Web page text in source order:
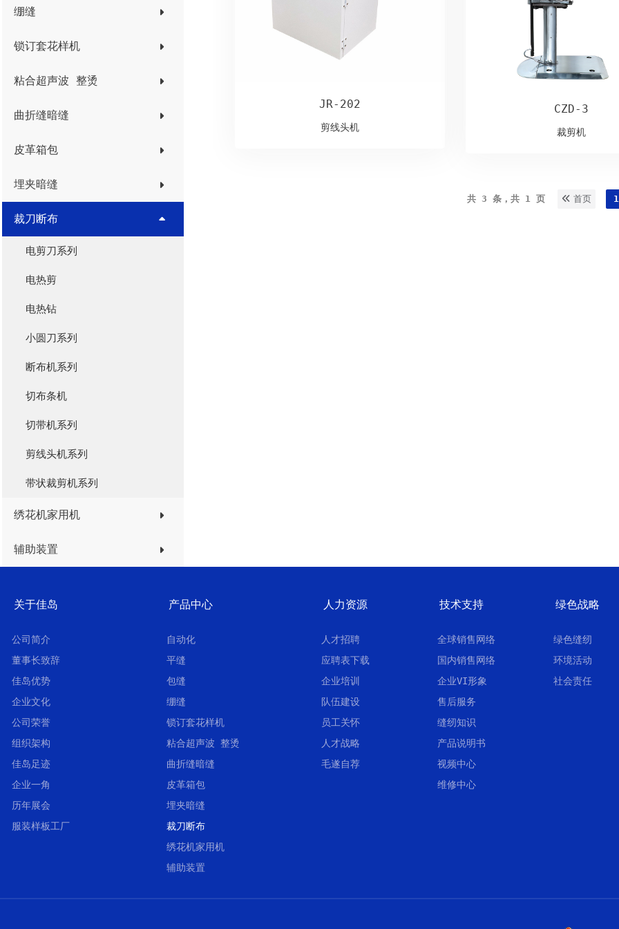
绷缝
锁订套花样机
粘合超声波 整烫
曲折缝暗缝
皮革箱包
埋夹暗缝
裁刀断布
电剪刀系列
电热剪
电热钻
小圆刀系列
断布机系列
切布条机
切带机系列
剪线头机系列
带状裁剪机系列
绣花机家用机
辅助装置
JR-202
剪线头机
CZD-3
裁剪机
共 3 条，共 1 页 首页 1
关于佳岛
公司简介
董事长致辞
佳岛优势
企业文化
公司荣誉
组织架构
佳岛足迹
企业一角
历年展会
服装样板工厂
产品中心
自动化
平缝
包缝
绷缝
锁订套花样机
粘合超声波 整烫
曲折缝暗缝
皮革箱包
埋夹暗缝
裁刀断布
绣花机家用机
辅助装置
人力资源
人才招聘
应聘表下载
企业培训
队伍建设
员工关怀
人才战略
毛遂自荐
技术支持
全球销售网络
国内销售网络
企业VI形象
售后服务
缝纫知识
产品说明书
视频中心
维修中心
绿色战略
绿色缝纫
环境活动
社会责任